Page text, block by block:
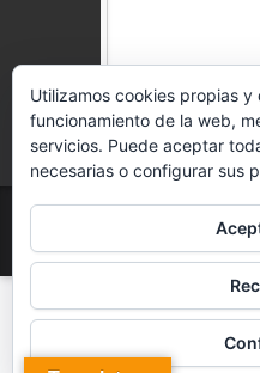
Acepto
Aviso Legall
Utilizamos cookies propias
funcionamiento de la web,
servicios. Puede aceptar
necesarias o configurar sus